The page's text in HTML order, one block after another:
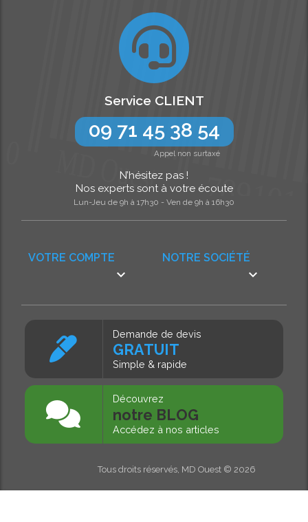
NOTRE SOCIÉTÉ

VOTRE COMPTE

Service CLIENT
09 71 45 38 54
Appel non surtaxé
N’hésitez pas !
Nos experts sont à votre écoute
Lun-Jeu de 9h à 17h30 - Ven de 9h à 16h30
Demande de devis
GRATUIT
Simple & rapide
Découvrez
notre BLOG
Accédez à nos articles
Tous droits réservés, MD Ouest © 2026